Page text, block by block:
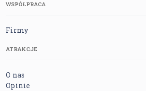
WSPÓŁPRACA
Firmy
ATRAKCJE
O nas
Opinie